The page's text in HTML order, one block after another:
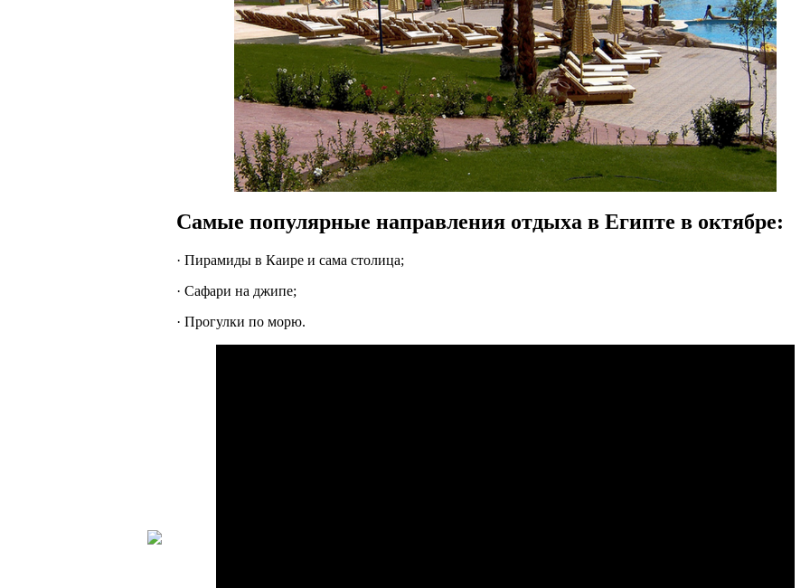
Самые популярные направления отдыха в Египте в октябре:
· Пирамиды в Каире и сама столица;
· Сафари на джипе;
· Прогулки по морю.